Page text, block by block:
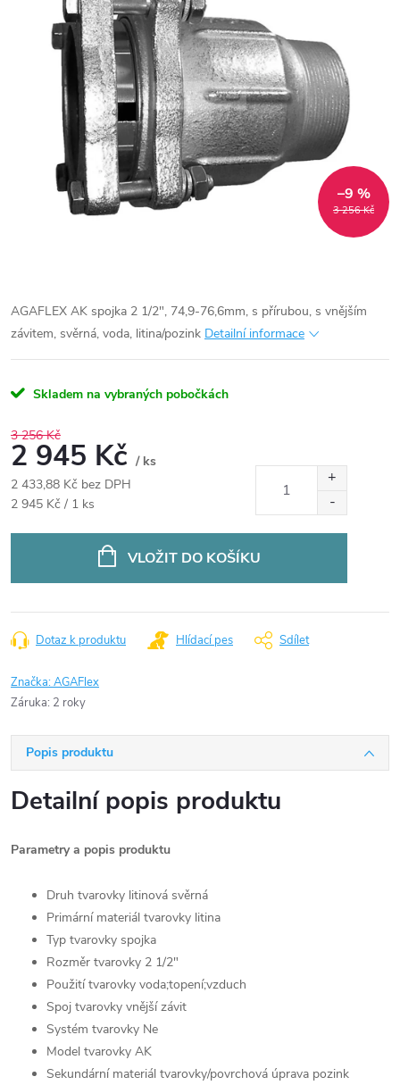
3 256 Kč
–9 %
AGAFLEX AK spojka 2 1/2", 74,9-76,6mm, s přírubou, s vnějším
závitem, svěrná, voda, litina/pozink Detailní informace
Skladem na vybraných pobočkách
3 256 Kč
2 945 Kč / ks
2 433,88 Kč bez DPH
Měrná
2 945 Kč / 1 ks
VLOŽIT DO KOŠÍKU
Dotaz k produktu Hlídací pes Sdílet
Značka:AGAFlex
Záruka: 2 roky
Popis produktu
Detailní popis produktu
Parametry a popis produktu
Druh tvarovky litinová svěrná
Primární materiál tvarovky litina
Typ tvarovky spojka
Rozměr tvarovky 2 1/2"
Použití tvarovky voda;topení;vzduch
Spoj tvarovky vnější závit
Systém tvarovky Ne
Model tvarovky AK
Sekundární materiál tvarovky/povrchová úprava pozink